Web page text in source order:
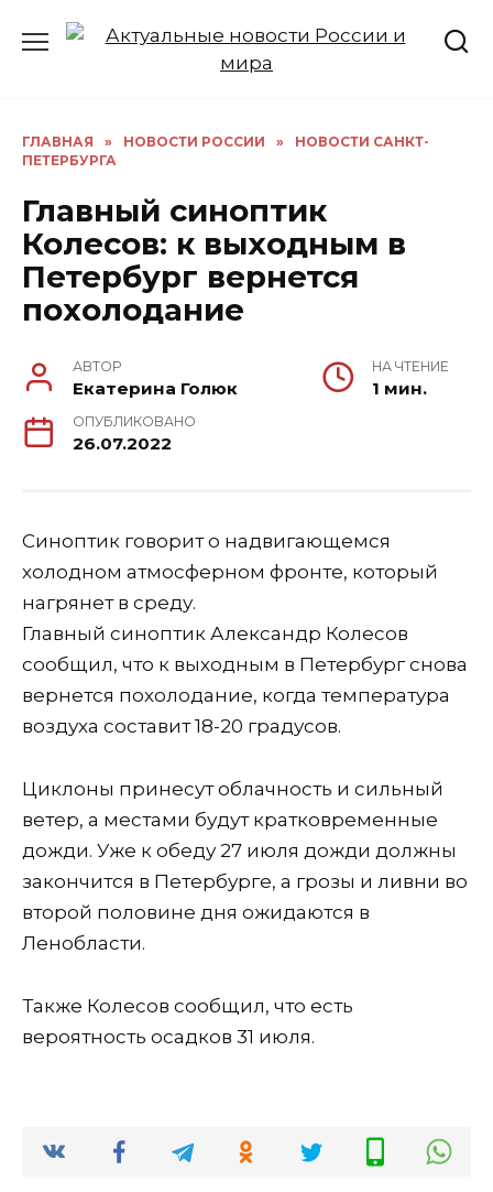
ГЛАВНАЯ » НОВОСТИ РОССИИ »
НОВОСТИ САНКТ-
ПЕТЕРБУРГА
Главный синоптик
Колесов: к выходным в
Петербург вернется
похолодание
АВТОР
Екатерина Голюк
НА ЧТЕНИЕ
1 мин.
ОПУБЛИКОВАНО
26.07.2022
Синоптик говорит о надвигающемся
холодном атмосферном фронте, который
нагрянет в среду.
Главный синоптик Александр Колесов
сообщил, что к выходным в Петербург снова
вернется похолодание, когда температура
воздуха составит 18-20 градусов.
Циклоны принесут облачность и сильный
ветер, а местами будут кратковременные
дожди. Уже к обеду 27 июля дожди должны
закончится в Петербурге, а грозы и ливни во
второй половине дня ожидаются в
Ленобласти.
Также Колесов сообщил, что есть
вероятность осадков 31 июля.